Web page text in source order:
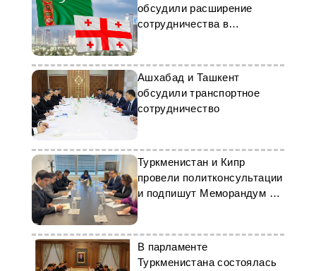
обсудили расширение
сотрудничества в
различных сферах
Ашхабад и Ташкент
обсудили транспортное
сотрудничество
Туркменистан и Кипр
провели политконсультации
и подпишут Меморандум о
взаимопонимании
В парламенте
Туркменистана состоялась